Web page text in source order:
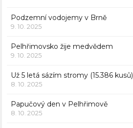
Podzemní vodojemy v Brně
9. 10. 2025
Pelhřimovsko žije medvědem
9. 10. 2025
Už 5 letá sázím stromy (15.386 kusů)
8. 10. 2025
Papučový den v Pelhřimově
8. 10. 2025